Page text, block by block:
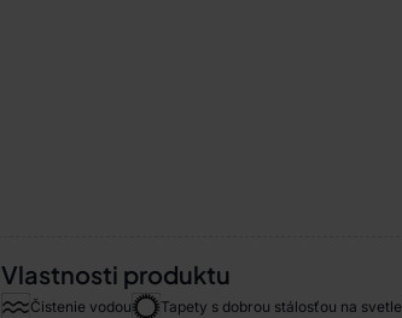
Vlastnosti produktu
Čistenie vodou Tapety s dobrou stálosťou na svetle